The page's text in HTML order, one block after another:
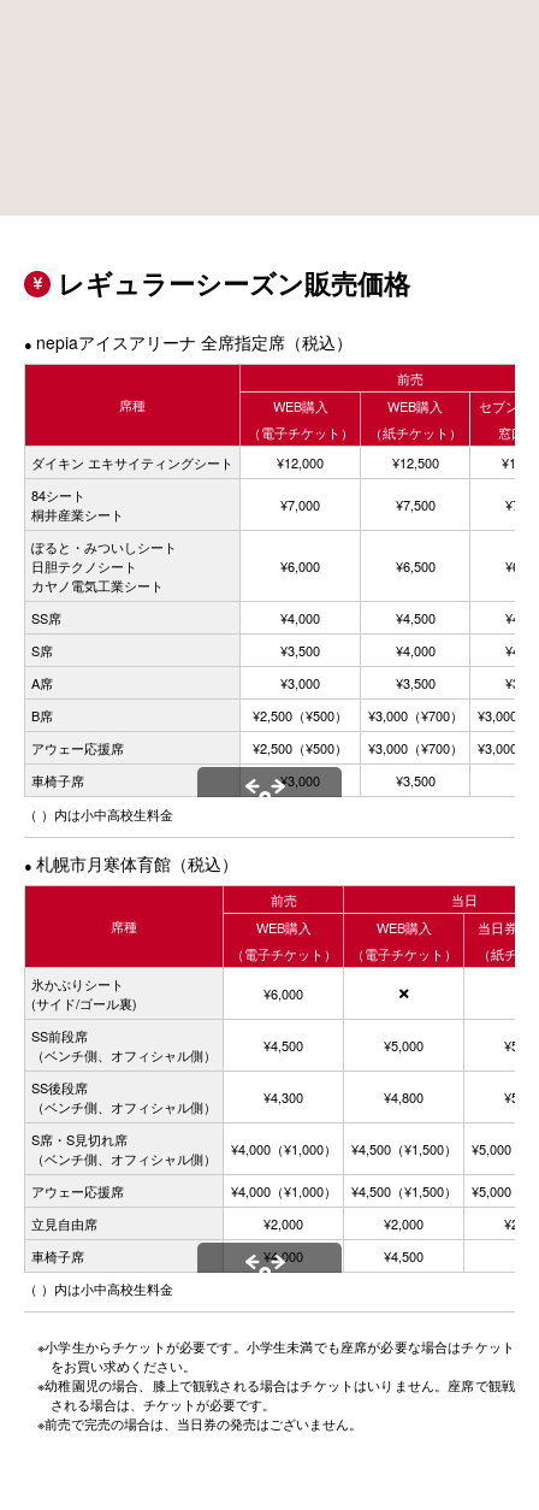
 レギュラーシーズン販売価格
● nepiaアイスアリーナ 全席指定席（税込）
席種
前売
WEB購入
（電子チケット）
WEB購入
（紙チケット）
セブンイ
窓口
ダイキン エキサイティングシート
¥12,000 ¥12,500
84シート
桐井産業シート
¥7,000 ¥7,500
ぽると・みついしシート
日胆テクノシート
カヤノ電気工業シート
¥6,000 ¥6,500
SS席 ¥4,000 ¥4,500
S席
¥3,500 ¥4,000
A席
¥3,000 ¥3,500
B席
¥2,500 （¥500） ¥3,000（¥700） ¥3,000
アウェー応援席
¥2,500 （¥500） ¥3,000（¥700） ¥3,000
車椅子席
¥3,000 ¥3,500
（ ）内は小中高校生料金
● 札幌市月寒体育館（税込）
席種
前売
当日
WEB購入
（電子チケット）
WEB購入
（電子チケット）
当日券窓
（紙チケ
氷かぶりシート
(サイド/ゴール裏)
¥6,000 
SS前段席
（ベンチ側、オフィシャル側）
¥4,500 ¥5,000
SS後段席
（ベンチ側、オフィシャル側）
¥4,300 ¥4,800
S席・S見切れ席
（ベンチ側、オフィシャル側）
¥4,000（¥1,000） ¥4,500（¥1,500） ¥5,000（
アウェー応援席 ¥4,000（¥1,000） ¥4,500（¥1,500） ¥5,000（
立見自由席
¥2,000 ¥2,000
車椅子席
¥4,000 ¥4,500
（ ）内は小中高校生料金
※小学生からチケットが必要です。小学生未満でも座席が必要な場合はチケット
をお買い求めください。
※幼稚園児の場合、膝上で観戦される場合はチケットはいりません。座席で観戦
される場合は、チケットが必要です。
※前売で完売の場合は、当日券の発売はございません。